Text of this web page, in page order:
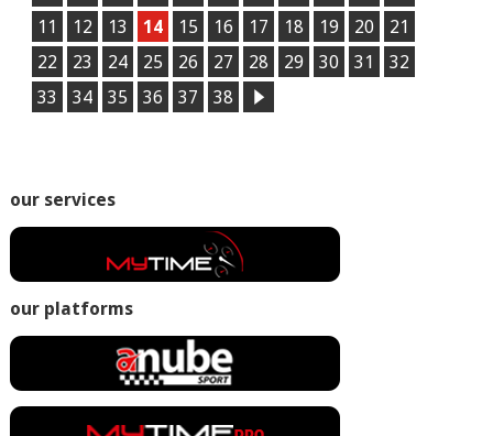
11
12 13 14 15 16 17 18 19 20
21
22
23 24 25 26 27 28 29 30 31
32
33
34 35 36 37 38
our services
our platforms